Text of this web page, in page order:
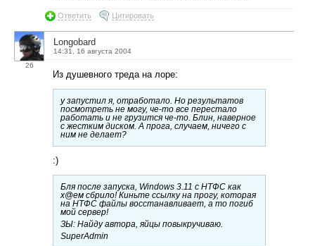
Ответить Цитировать
26
Longobard
14:31, 16 августа 2004
Из душевного треда на лоре:
у запустил я, отработало. Но результатов
посмотреть не могу, че-то все перестало
работать и не грузится че-то. Блин, наверное
с жестким диском. А прога, случаем, ничего с
ним не делает?
:)
Бля после запуска, Windows 3.11 с НТФС как
х@ем сбрило! Киньте ссылку на прогу, которая
на НТФС файлы восстанавливает, а то погиб
мой сервер!
ЗЫ: Найду автора, яйцы повыкручиваю.
SuperAdmin